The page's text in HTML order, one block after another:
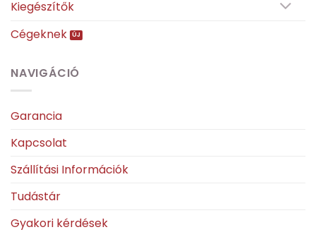
Kiegészítők
Cégeknek
NAVIGÁCIÓ
Garancia
Kapcsolat
Szállítási Információk
Tudástár
Gyakori kérdések